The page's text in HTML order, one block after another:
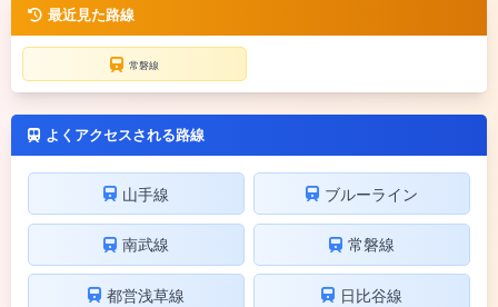
最近見た路線
常磐線
よくアクセスされる路線
山手線 ブルーライン
南武線 常磐線
都営浅草線 日比谷線